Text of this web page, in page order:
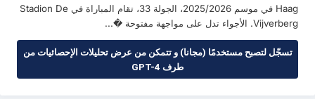
Haag في موسم 2025/2026، الجولة 33، تقام المباراة في Stadion De
Vijverberg. الأجواء تدل على مواجهة مفتوحة �...
تسجّل لتصبح مستخدمًا (مجانا) و تتمكن من عرض تحليلات الإحصائيات من
طرف GPT-4